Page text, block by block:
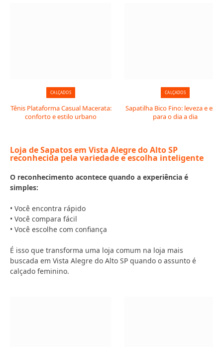
CALÇADOS
Tênis Plataforma Casual Macerata:
conforto e estilo urbano
CALÇADOS
Sapatilha Bico Fino: leveza e
para o dia a dia
Loja de Sapatos em Vista Alegre do Alto SP
reconhecida pela variedade e escolha inteligente
O reconhecimento acontece quando a experiência é
simples:
• Você encontra rápido
• Você compara fácil
• Você escolhe com confiança
É isso que transforma uma loja comum na loja mais
buscada em Vista Alegre do Alto SP quando o assunto é
calçado feminino.